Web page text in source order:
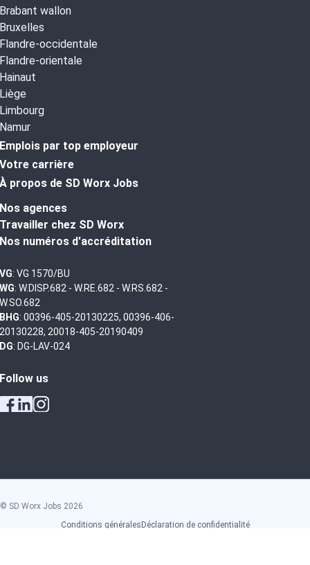
Brabant wallon
Bruxelles
Flandre-occidentale
Flandre-orientale
Hainaut
Liège
Limbourg
Namur
Emplois par top employeur
Votre carrière
À propos de SD Worx Jobs
Nos agences
Travailler chez SD Worx
Nos numéros d'accréditation
VG: VG 1570/BU
WG: W.DISP.682 - W.RE.682 - W.RS.682 -
W.SO.682
BHG: 00396-405-20130225, 00396-406-
20130228, 20018-405-20190409
DG: DG-LAV-024
Follow us
© SD Worx Jobs 2026
Conditions générales Déclaration de confidentialité